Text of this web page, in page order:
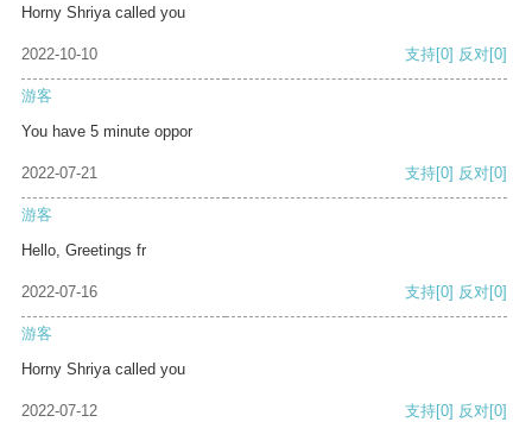
Horny Shriya called you
2022-10-10 支持[0] 反对[0]
游客
You have 5 minute oppor
2022-07-21 支持[0] 反对[0]
游客
Hello, Greetings fr
2022-07-16 支持[0] 反对[0]
游客
Horny Shriya called you
2022-07-12 支持[0] 反对[0]